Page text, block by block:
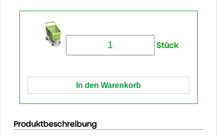
Stück
Produktbeschreibung